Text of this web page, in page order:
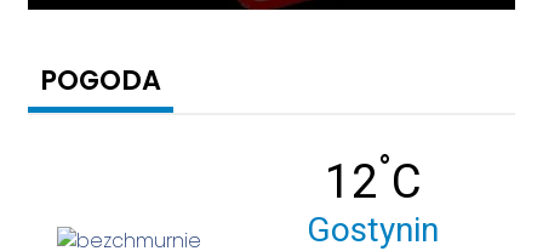
POGODA
12°C
Miasto:
Gostynin